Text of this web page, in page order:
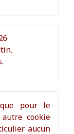
pour le
cookie
aucun